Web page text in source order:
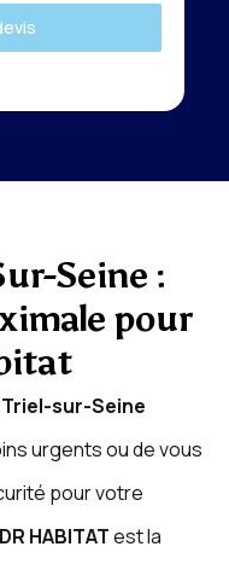
Seine :
pour
sur-Seine
urgents ou de vous
pour votre
DR HABITATest la